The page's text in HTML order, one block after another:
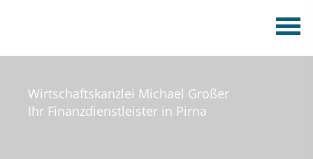
Wirtschaftskanzlei Michael Großer
Ihr Finanzdienstleister in Pirna